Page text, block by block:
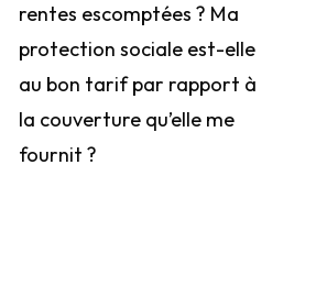
rentes escomptées ? Ma
protection sociale est-elle
au bon tarif par rapport à
la couverture qu’elle me
fournit ?